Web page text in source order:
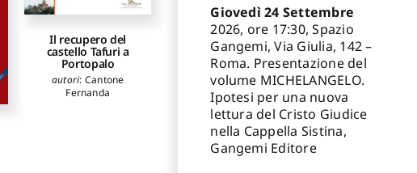
Il recupero del
castello Tafuri a
Portopalo
autori: Cantone
Fernanda
Giovedì 24 Settembre
2026, ore 17:30, Spazio
Gangemi, Via Giulia, 142 –
Roma. Presentazione del
volume MICHELANGELO.
Ipotesi per una nuova
lettura del Cristo Giudice
nella Cappella Sistina,
Gangemi Editore